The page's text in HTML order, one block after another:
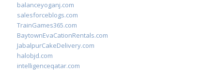
balanceyoganj.com
salesforceblogs.com
TrainGames365.com
BaytownEvaCationRentals.com
JabalpurCakeDelivery.com
halobjd.com
intelligenceqatar.com